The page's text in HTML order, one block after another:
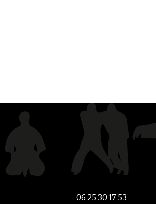
06 25 30 17 53